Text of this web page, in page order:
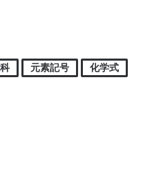
元素記号
化学式